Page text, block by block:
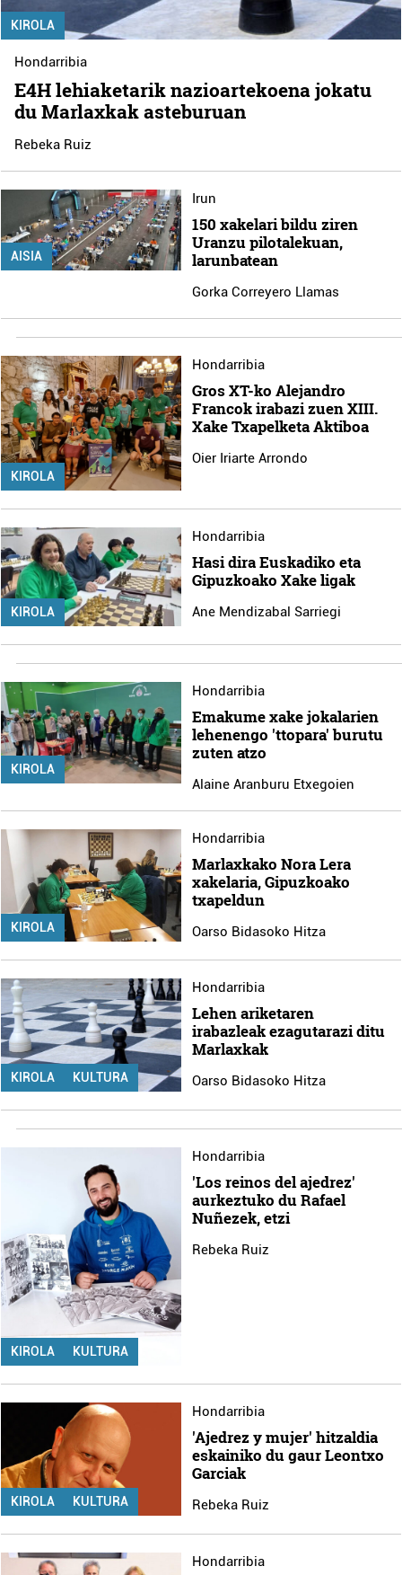
KIROLA
Hondarribia
E4H lehiaketarik nazioartekoena jokatu
du Marlaxkak asteburuan
Rebeka Ruiz
AISIA
Irun
150 xakelari bildu ziren
Uranzu pilotalekuan,
larunbatean
Gorka Correyero Llamas
KIROLA
Hondarribia
Gros XT-ko Alejandro
Francok irabazi zuen XIII.
Xake Txapelketa Aktiboa
Oier Iriarte Arrondo
KIROLA
Hondarribia
Hasi dira Euskadiko eta
Gipuzkoako Xake ligak
Ane Mendizabal Sarriegi
KIROLA
Hondarribia
Emakume xake jokalarien
lehenengo 'ttopara' burutu
zuten atzo
Alaine Aranburu Etxegoien
KIROLA
Hondarribia
Marlaxkako Nora Lera
xakelaria, Gipuzkoako
txapeldun
Oarso Bidasoko Hitza
KIROLA KULTURA
Hondarribia
Lehen ariketaren
irabazleak ezagutarazi ditu
Marlaxkak
Oarso Bidasoko Hitza
KIROLA KULTURA
Hondarribia
'Los reinos del ajedrez'
aurkeztuko du Rafael
Nuñezek, etzi
Rebeka Ruiz
KIROLA KULTURA
Hondarribia
'Ajedrez y mujer' hitzaldia
eskainiko du gaur Leontxo
Garciak
Rebeka Ruiz
Hondarribia